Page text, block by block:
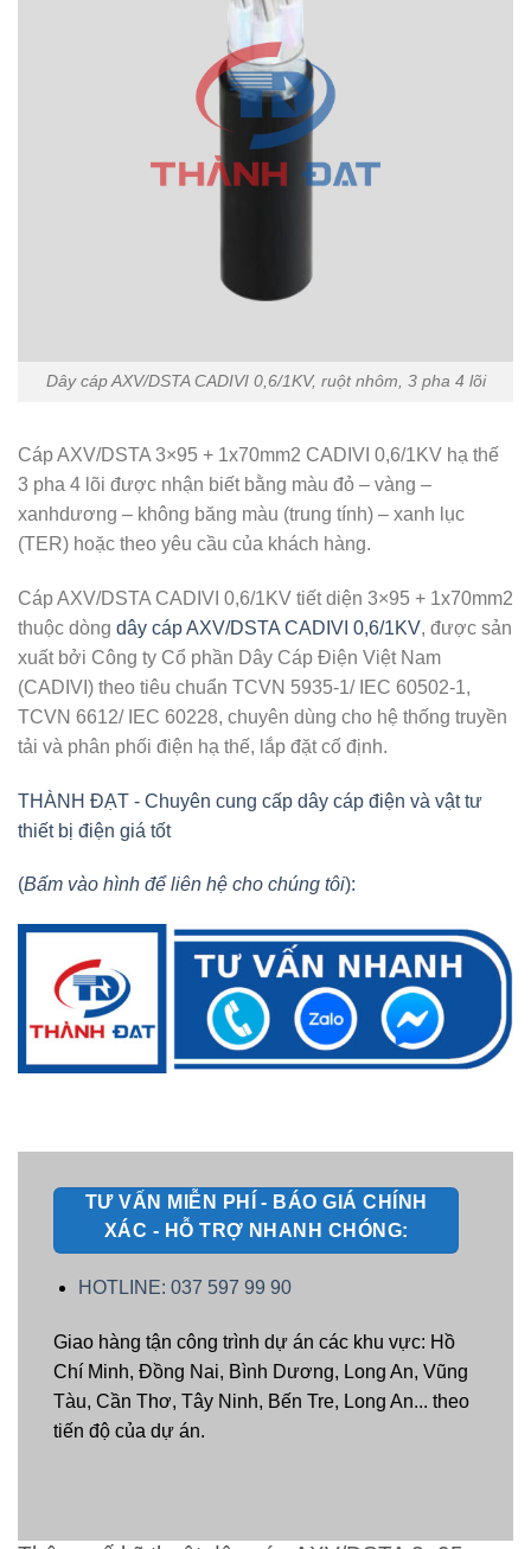
Dây cáp AXV/DSTA CADIVI 0,6/1KV, ruột nhôm, 3 pha 4 lõi
Cáp AXV/DSTA 3×95 + 1x70mm2 CADIVI 0,6/1KV hạ thế
3 pha 4 lõi được nhận biết bằng màu đỏ – vàng –
xanhdương – không băng màu (trung tính) – xanh lục
(TER) hoặc theo yêu cầu của khách hàng.
Cáp AXV/DSTA CADIVI 0,6/1KV tiết diện 3×95 + 1x70mm2
thuộc dòng dây cáp AXV/DSTA CADIVI 0,6/1KV, được sản
xuất bởi Công ty Cổ phần Dây Cáp Điện Việt Nam
(CADIVI) theo tiêu chuẩn TCVN 5935-1/ IEC 60502-1,
TCVN 6612/ IEC 60228, chuyên dùng cho hệ thống truyền
tải và phân phối điện hạ thế, lắp đặt cố định.
THÀNH ĐẠT - Chuyên cung cấp dây cáp điện và vật tư
thiết bị điện giá tốt
(Bấm vào hình để liên hệ cho chúng tôi):
TƯ VẤN MIỄN PHÍ - BÁO GIÁ CHÍNH
XÁC - HỖ TRỢ NHANH CHÓNG:
HOTLINE: 037 597 99 90
Giao hàng tận công trình dự án các khu vực: Hồ
Chí Minh, Đồng Nai, Bình Dương, Long An, Vũng
Tàu, Cần Thơ, Tây Ninh, Bến Tre, Long An... theo
tiến độ của dự án.